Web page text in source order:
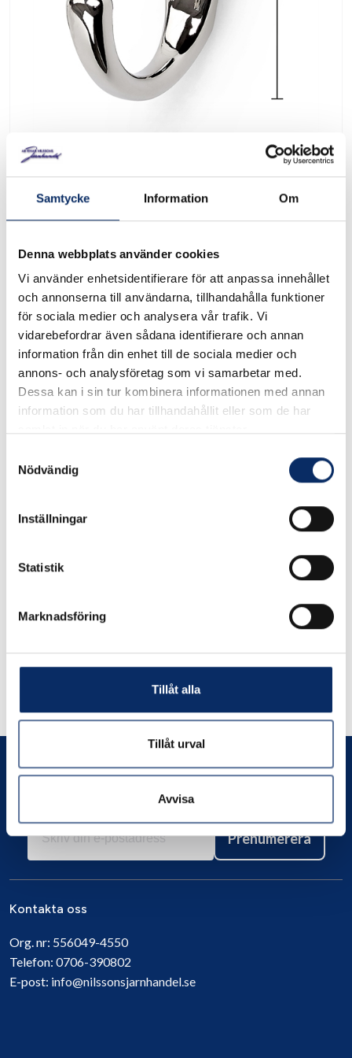
Samtycke Information Om
Denna webbplats använder cookies
Vi använder enhetsidentifierare för att anpassa innehållet
och annonserna till användarna, tillhandahålla funktioner
för sociala medier och analysera vår trafik. Vi
vidarebefordrar även sådana identifierare och annan
information från din enhet till de sociala medier och
annons- och analysföretag som vi samarbetar med.
Dessa kan i sin tur kombinera informationen med annan
information som du har tillhandahållit eller som de har
Nödvändig
Inställningar
Statistik
Marknadsföring
Tillåt alla
Tillåt urval
Avvisa
Krok 96
Krok av zink/zamak. Utsprång 42 mm. Förnicklad 2
st/förpackning.
Se måttskiss under produktinformation
I lager
remove
160kr
Lägg i varukorg
expand_more
Liknande produkter
Andra har även tittat på
Prenumerera
Kontakta oss
Org. nr: 556049-4550
Telefon: 0706-390802
E-post: info@nilssonsjarnhandel.se